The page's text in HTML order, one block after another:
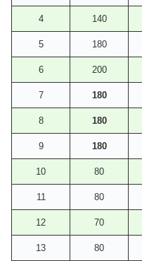
4 140
5 180
6 200
7 180
8 180
9 180
10 80
11 80
12 70
13 80